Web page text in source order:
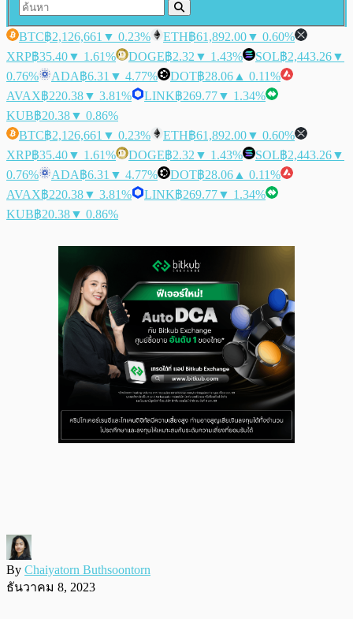
BTC฿2,126,661 ▼ 0.23% ETH฿61,892.00▼ 0.60%
XRP฿35.40▼ 1.61% DOGE฿2.32 ▼ 1.43% SOL฿2,443.26▼
0.76%
ADA฿6.31 ▼ 4.77% DOT฿28.06 ▲ 0.11%
AVAX฿220.38▼ 3.81% LINK฿269.77▼ 1.34%
KUB฿20.38▼ 0.86%
BTC฿2,126,661 ▼ 0.23% ETH฿61,892.00▼ 0.60%
XRP฿35.40▼ 1.61% DOGE฿2.32 ▼ 1.43% SOL฿2,443.26▼
0.76%
ADA฿6.31 ▼ 4.77% DOT฿28.06 ▲ 0.11%
AVAX฿220.38▼ 3.81% LINK฿269.77▼ 1.34%
KUB฿20.38▼ 0.86%
By Chaiyatorn Buthsoontorn
ธันวาคม 8, 2023